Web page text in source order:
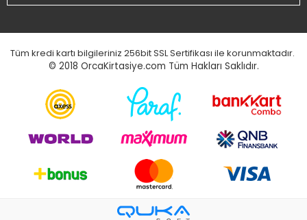
Tüm kredi kartı bilgileriniz 256bit SSL Sertifikası ile korunmaktadır.
© 2018 OrcaKirtasiye.com Tüm Hakları Saklıdır.